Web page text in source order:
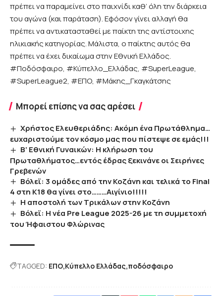
πρέπει να παραμείνει στο παιχνίδι καθ’ όλη την διάρκεια
του αγώνα (και παράταση). Εφόσον γίνει αλλαγή θα
πρέπει να αντικατασταθεί με παίκτη της αντίστοιχης
ηλικιακής κατηγορίας. Μάλιστα, ο παίκτης αυτός θα
πρέπει να έχει δικαίωμα στην Εθνική Ελλάδος.
#Ποδόσφαιρο, #Κύπελλο_Ελλάδας, #SuperLeague,
#SuperLeague2, #ΕΠΟ, #Μάκης_Γκαγκάτσης
Μπορεί επίσης να σας αρέσει
Χρήστος Ελευθεριάδης: Ακόμη ένα Πρωτάθλημα…
ευχαριστούμε τον κόσμο μας που πίστεψε σε εμάς!!!
Β’ Εθνική Γυναικών: Η κλήρωση του
Πρωταθλήματος…εντός έδρας ξεκινάνε οι Σειρήνες
Γρεβενών
Βόλεϊ: 3 ομάδες από την Κοζάνη και τελικά το Final
4 στη K18 θα γίνει στο………Αιγίνιο!!!!!
Η αποστολή των Τρικάλων στην Κοζάνη
Βόλεϊ: Η νέα Pre League 2025-26 με τη συμμετοχή
του Ήφαιστου Φλώρινας
TAGGED: ΕΠΟ Κύπελλο Ελλάδας ποδόσφαιρο